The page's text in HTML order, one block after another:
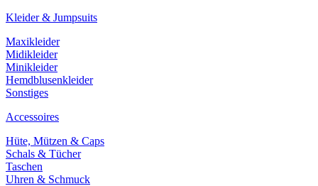
Kleider & Jumpsuits
Maxikleider
Midikleider
Minikleider
Hemdblusenkleider
Sonstiges
Accessoires
Hüte, Mützen & Caps
Schals & Tücher
Taschen
Uhren & Schmuck